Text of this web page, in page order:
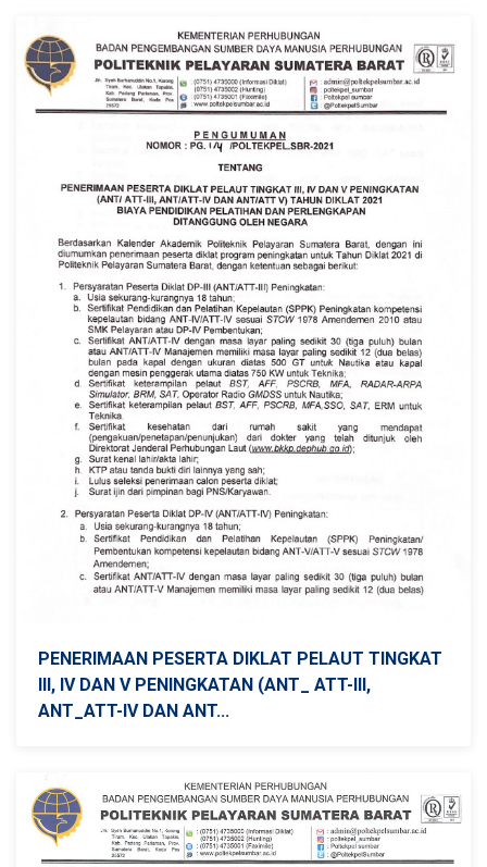
PENERIMAAN PESERTA DIKLAT PELAUT TINGKAT
III, IV DAN V PENINGKATAN (ANT_ ATT-III,
ANT_ATT-IV DAN ANT...